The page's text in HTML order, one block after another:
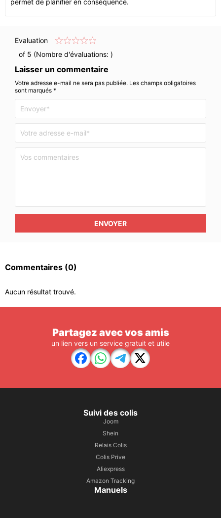
permet de planifier en conséquence.
Evaluation
of 5 (Nombre d'évaluations: )
Laisser un commentaire
Votre adresse e-mail ne sera pas publiée. Les champs obligatoires
sont marqués *
ENVOYER
Commentaires (0)
Aucun résultat trouvé.
Partagez avec vos amis
un lien vers un service gratuit et utile
Suivi des colis
Joom
Shein
Relais Colis
Colis Prive
Aliexpress
Amazon Tracking
Manuels